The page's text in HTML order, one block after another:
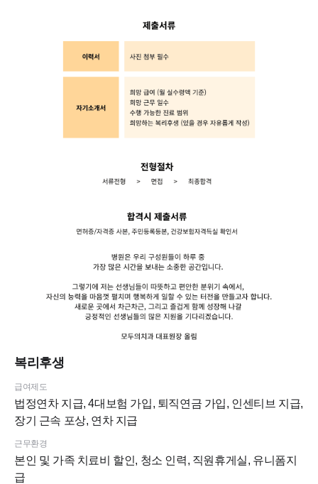
복리후생
급여제도
법정연차 지급, 4대보험 가입, 퇴직연금 가입, 인센티브 지급,
장기 근속 포상, 연차 지급
근무환경
본인 및 가족 치료비 할인, 청소 인력, 직원휴게실, 유니폼지
급